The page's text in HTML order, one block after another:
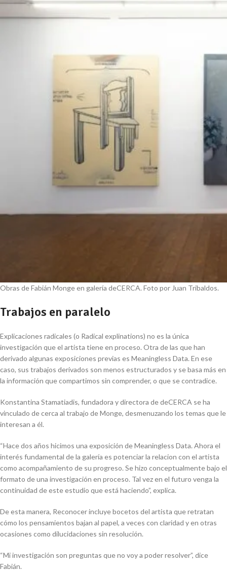
Obras de Fabián Monge en galería deCERCA. Foto por Juan Tribaldos.
Trabajos en paralelo
Explicaciones radicales (o Radical explinations) no es la única
investigación que el artista tiene en proceso. Otra de las que han
derivado algunas exposiciones previas es Meaningless Data. En ese
caso, sus trabajos derivados son menos estructurados y se basa más en
la información que compartimos sin comprender, o que se contradice.
Konstantina Stamatiadis, fundadora y directora de deCERCA se ha
vinculado de cerca al trabajo de Monge, desmenuzando los temas que le
interesan a él.
“Hace dos años hicimos una exposición de Meaningless Data. Ahora el
interés fundamental de la galería es potenciar la relacion con el artista
como acompañamiento de su progreso. Se hizo conceptualmente bajo el
formato de una investigación en proceso. Tal vez en el futuro venga la
continuidad de este estudio que está haciendo”, explica.
De esta manera, Reconocer incluye bocetos del artista que retratan
cómo los pensamientos bajan al papel, a veces con claridad y en otras
ocasiones como dilucidaciones sin resolución.
“Mi investigación son preguntas que no voy a poder resolver”, dice
Fabián.